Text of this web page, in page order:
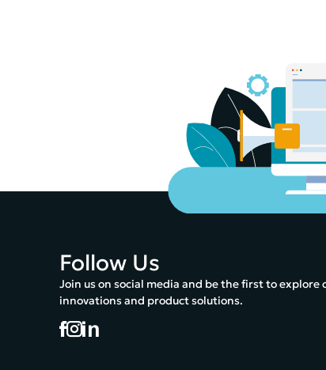
Follow Us
Join us on social media and be the first to explore
innovations and product solutions.